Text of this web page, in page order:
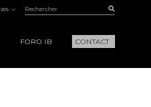
Rechercher:
FORO IB CONTACT